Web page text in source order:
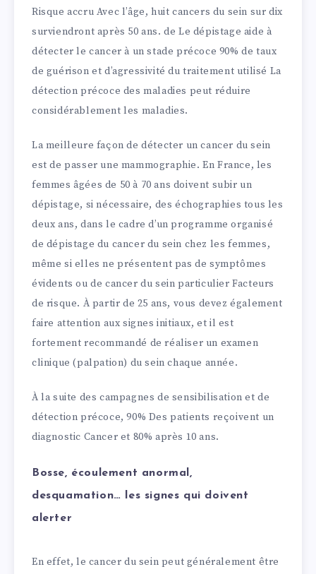
Risque accru Avec l’âge, huit cancers du sein sur dix
surviendront après 50 ans. de Le dépistage aide à
détecter le cancer à un stade précoce 90% de taux
de guérison et d’agressivité du traitement utilisé La
détection précoce des maladies peut réduire
considérablement les maladies.
La meilleure façon de détecter un cancer du sein
est de passer une mammographie. En France, les
femmes âgées de 50 à 70 ans doivent subir un
dépistage, si nécessaire, des échographies tous les
deux ans, dans le cadre d’un programme organisé
de dépistage du cancer du sein chez les femmes,
même si elles ne présentent pas de symptômes
évidents ou de cancer du sein particulier Facteurs
de risque. À partir de 25 ans, vous devez également
faire attention aux signes initiaux, et il est
fortement recommandé de réaliser un examen
clinique (palpation) du sein chaque année.
À la suite des campagnes de sensibilisation et de
détection précoce, 90% Des patients reçoivent un
diagnostic Cancer et 80% après 10 ans.
Bosse, écoulement anormal,
desquamation… les signes qui doivent
alerter
En effet, le cancer du sein peut généralement être